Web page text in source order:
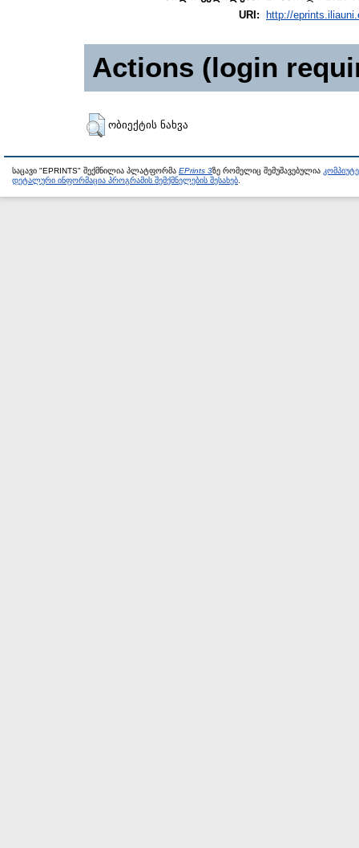
URI:
http://
Actions (login
ობიექტის ნახვა
საცავი "EPRINTS" შექმნილია პლატფორმა EPrints 3ზე რომელიც შემუშავებულია
დეტალური ინფორმაცია პროგრამის შემქმნელების შესახებ.